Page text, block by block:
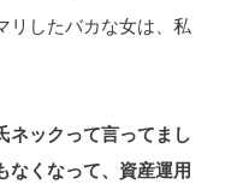
リしたバカな女は、私
ネックって言ってまし
なくなって、資産運用